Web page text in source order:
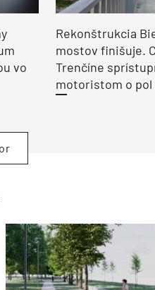
vo
Rekonštrukcia
mostov finišuje.
Trenčíne
motoristom o pol